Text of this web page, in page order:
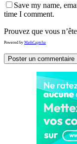
Save my name,
time I comment.
Prouvez que vous
Powered by MathCaptcha